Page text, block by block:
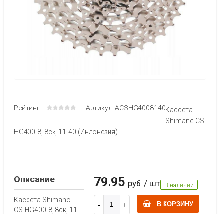
Рейтинг: Артикул: ACSHG4008140Кассета
Shimano CS-
HG400-8, 8ск, 11-40 (Индонезия)
79.95 руб / шт В наличии
В КОРЗИНУ
Описание
Кассета Shimano
CS-HG400-8, 8ск, 11-